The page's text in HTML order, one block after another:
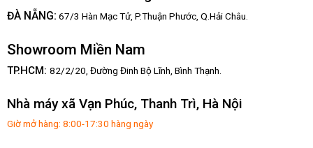
ĐÀ NẴNG: 67/3 Hàn Mạc Tử, P.Thuận Phước, Q.Hải Châu.
Showroom Miền Nam
TP.HCM: 82/2/20, Đường Đinh Bộ Lĩnh, Bình Thạnh.
Nhà máy xã Vạn Phúc, Thanh Trì, Hà Nội
Giờ mở hàng: 8:00-17:30 hàng ngày